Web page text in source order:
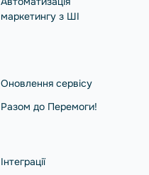
маркетингу з ШІ
Оновлення сервісу
Разом до Перемоги!
Інтеграції